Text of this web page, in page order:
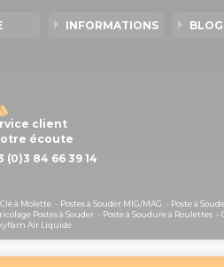
INFORMATIONS BLOG
client
écoute
(0)3 84 66 39 14
Clé à Molette- Postes à Souder MIG/MAG - Poste à
Postes à Souder - Poste à Soudure à Roulettes -
Air Liquide